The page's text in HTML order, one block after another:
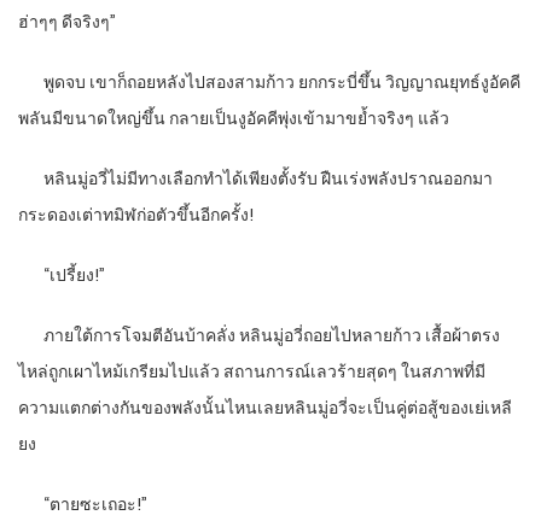
ฮ่าๆๆ ดีจริงๆ”
พูดจบ เขาก็ถอยหลังไปสองสามก้าว ยกกระบี่ขึ้น วิญญาณยุทธ์งูอัคคี
พลันมีขนาดใหญ่ขึ้น กลายเป็นงูอัคคีพุ่งเข้ามาขย้ำจริงๆ แล้ว
หลินมู่อวี่ไม่มีทางเลือกทำได้เพียงตั้งรับ ฝืนเร่งพลังปราณออกมา
กระดองเต่าทมิฬก่อตัวขึ้นอีกครั้ง!
“เปรี้ยง!”
ภายใต้การโจมตีอันบ้าคลั่ง หลินมู่อวี่ถอยไปหลายก้าว เสื้อผ้าตรง
ไหล่ถูกเผาไหม้เกรียมไปแล้ว สถานการณ์เลวร้ายสุดๆ ในสภาพที่มี
ความแตกต่างกันของพลังนั้นไหนเลยหลินมู่อวี่จะเป็นคู่ต่อสู้ของเย่เหลี
ยง
“ตายซะเถอะ!”